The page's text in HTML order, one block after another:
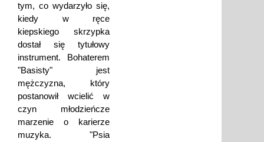
tym, co wydarzyło się,
kiedy w ręce
kiepskiego skrzypka
dostał się tytułowy
instrument. Bohaterem
"Basisty" jest
mężczyzna, który
postanowił wcielić w
czyn młodzieńcze
marzenie o karierze
muzyka. "Psia